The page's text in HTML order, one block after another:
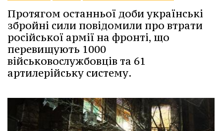
Протягом останньої доби українські
збройні сили повідомили про втрати
російської армії на фронті, що
перевищують 1000
військовослужбовців та 61
артилерійську систему.